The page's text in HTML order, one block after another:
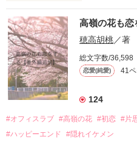
作品
目が覚めて今、裸で私を抱きし
クールでイケメン、社内でもか
から身を引いて恋の応援をして
楓への密かな想いを知っていた
と、『誰にも話していないから
ん・・。今井さんが僕を慰めて
人。
してしまった。
高嶺の花も恋
穂高胡桃／著
総文字数/36,598
恋愛(純愛) 41
124
#オフィスラブ #高嶺の花 #初恋 #片
#ハッピーエンド
#隠れイケメン